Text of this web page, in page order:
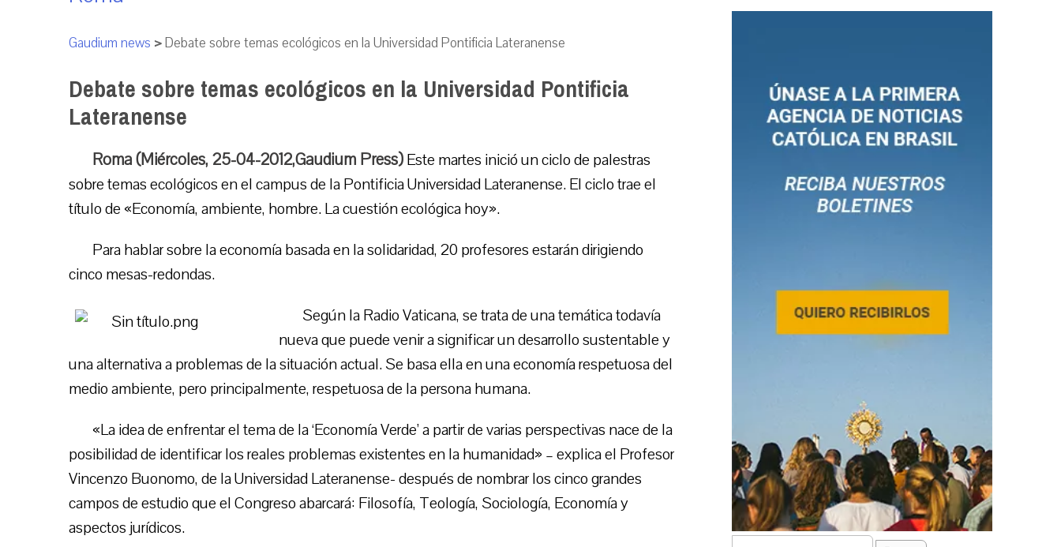
Gaudium news >Debate sobre temas ecológicos en la Universidad Pontificia Lateranense
Debate sobre temas ecológicos en la Universidad Pontificia
Lateranense
Roma (Miércoles, 25-04-2012,Gaudium Press)Este martes inició un ciclo de palestras
sobre temas ecológicos en el campus de la Pontificia Universidad Lateranense. El ciclo trae el
título de «Economía, ambiente, hombre. La cuestión ecológica hoy».
Para hablar sobre la economía basada en la solidaridad, 20 profesores estarán dirigiendo
cinco mesas-redondas.
Según la Radio Vaticana, se trata de una temática todavía
nueva que puede venir a significar un desarrollo sustentable y
una alternativa a problemas de la situación actual. Se basa ella en una economía respetuosa del
medio ambiente, pero principalmente, respetuosa de la persona humana.
«La idea de enfrentar el tema de la ‘Economía Verde’ a partir de varias perspectivas nace de la
posibilidad de identificar los reales problemas existentes en la humanidad» – explica el Profesor
Vincenzo Buonomo, de la Universidad Lateranense- después de nombrar los cinco grandes
campos de estudio que el Congreso abarcará: Filosofía, Teología, Sociología, Economía y
aspectos jurídicos.